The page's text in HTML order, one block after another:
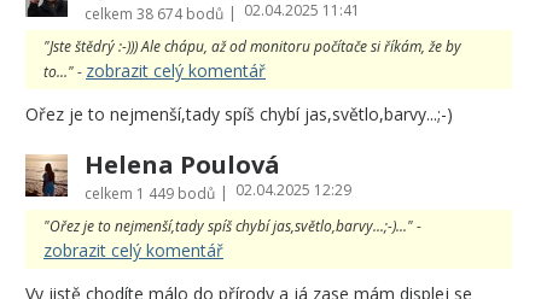
celkem 38 674 bodů | 02.04.2025 11:41
"Jste štědrý :-))) Ale chápu, až od monitoru počítače si říkám, že by
to..." - zobrazit celý komentář
Ořez je to nejmenší,tady spíš chybí jas,světlo,barvy...;-)
Helena Poulová
celkem 1 449 bodů | 02.04.2025 12:29
"Ořez je to nejmenší,tady spíš chybí jas,světlo,barvy...;-)..." -
zobrazit celý komentář
Vy jistě chodíte málo do přírody a já zase mám displej se